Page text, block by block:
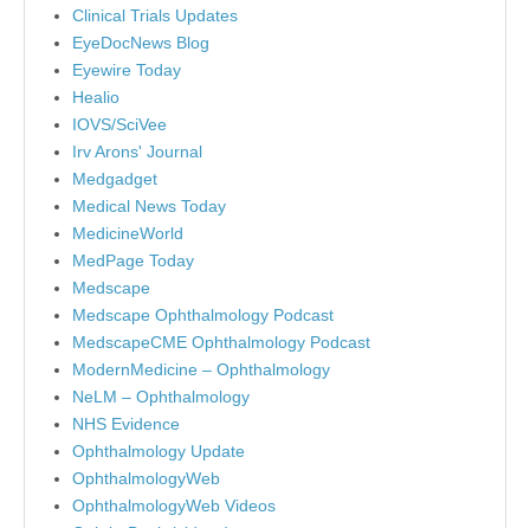
Clinical Trials Updates
EyeDocNews Blog
Eyewire Today
Healio
IOVS/SciVee
Irv Arons' Journal
Medgadget
Medical News Today
MedicineWorld
MedPage Today
Medscape
Medscape Ophthalmology Podcast
MedscapeCME Ophthalmology Podcast
ModernMedicine – Ophthalmology
NeLM – Ophthalmology
NHS Evidence
Ophthalmology Update
OphthalmologyWeb
OphthalmologyWeb Videos